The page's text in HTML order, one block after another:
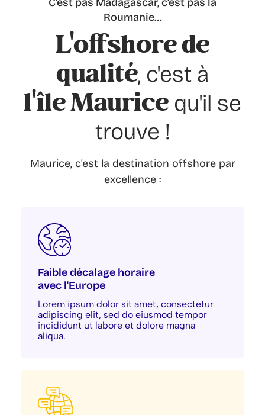
Roumanie…
L'offshore de
qualité, c'est à
l'île Maurice qu'il se
trouve !
Maurice, c'est la destination offshore par
excellence :
Faible décalage horaire
avec l'Europe
Lorem ipsum dolor sit amet, consectetur
adipiscing elit, sed do eiusmod tempor
incididunt ut labore et dolore magna
aliqua.